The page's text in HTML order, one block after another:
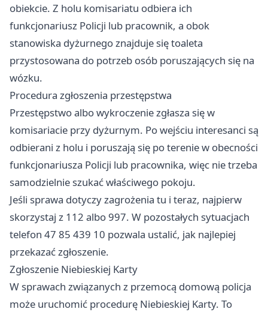
obiekcie. Z holu komisariatu odbiera ich
funkcjonariusz Policji lub pracownik, a obok
stanowiska dyżurnego znajduje się toaleta
przystosowana do potrzeb osób poruszających się na
wózku.
Procedura zgłoszenia przestępstwa
Przestępstwo albo wykroczenie zgłasza się w
komisariacie przy dyżurnym. Po wejściu interesanci są
odbierani z holu i poruszają się po terenie w obecności
funkcjonariusza Policji lub pracownika, więc nie trzeba
samodzielnie szukać właściwego pokoju.
Jeśli sprawa dotyczy zagrożenia tu i teraz, najpierw
skorzystaj z 112 albo 997. W pozostałych sytuacjach
telefon 47 85 439 10 pozwala ustalić, jak najlepiej
przekazać zgłoszenie.
Zgłoszenie Niebieskiej Karty
W sprawach związanych z przemocą domową policja
może uruchomić procedurę Niebieskiej Karty. To